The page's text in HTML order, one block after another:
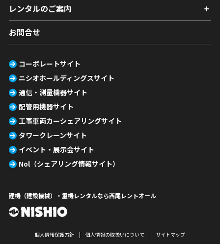
レンタルのご案内
お問合せ
コーポレートサイト
ニシオホールディングスサイト
通信・測量機器サイト
配管用機器サイト
工事車両カーシェアリングサイト
タワークレーンサイト
イベント・展示会サイト
Nol（シェアリング情報サイト）
建機（建設機械）・重機レンタルなら西尾レントオール
個人情報保護方針 個人情報の取扱いについて サイトマップ